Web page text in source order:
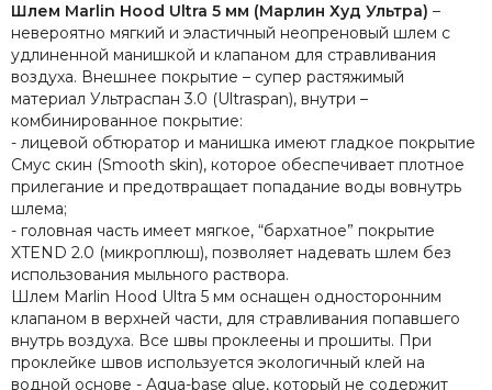
Шлем Marlin Hood Ultra 5 мм (Марлин Худ Ультра) –
невероятно мягкий и эластичный неопреновый шлем с
удлиненной манишкой и клапаном для стравливания
воздуха. Внешнее покрытие – супер растяжимый
материал Ультраспан 3.0 (Ultraspan), внутри –
комбинированное покрытие:
- лицевой обтюратор и манишка имеют гладкое покрытие
Смус cкин (Smooth skin), которое обеспечивает плотное
прилегание и предотвращает попадание воды вовнутрь
шлема;
- головная часть имеет мягкое, “бархатное” покрытие
XTEND 2.0 (микроплюш), позволяет надевать шлем без
использования мыльного раствора.
Шлем Marlin Hood Ultra 5 мм оснащен односторонним
клапаном в верхней части, для стравливания попавшего
внутрь воздуха. Все швы проклеены и прошиты. При
проклейке швов используется экологичный клей на
водной основе - Aqua-base glue, который не содержит